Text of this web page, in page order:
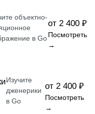
объектно-
в Go
от 2 400 ₽
Посмотреть
→
Изучите
дженерики
в Go
от 2 400 ₽
Посмотреть
→